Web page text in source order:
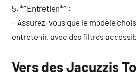
5. **Entretien** :
– Assurez-vous que le modèle
entretenir, avec des filtres
Vers des Jacuzzis